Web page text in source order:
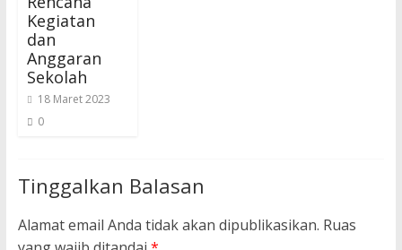
Kegiatan
dan
Anggaran
Sekolah
18 Maret 2023
0
Tinggalkan Balasan
Alamat email Anda tidak akan dipublikasikan. Ruas